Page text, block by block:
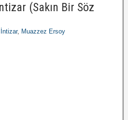
(Sakın Bir Söz
İntizar, Muazzez Ersoy